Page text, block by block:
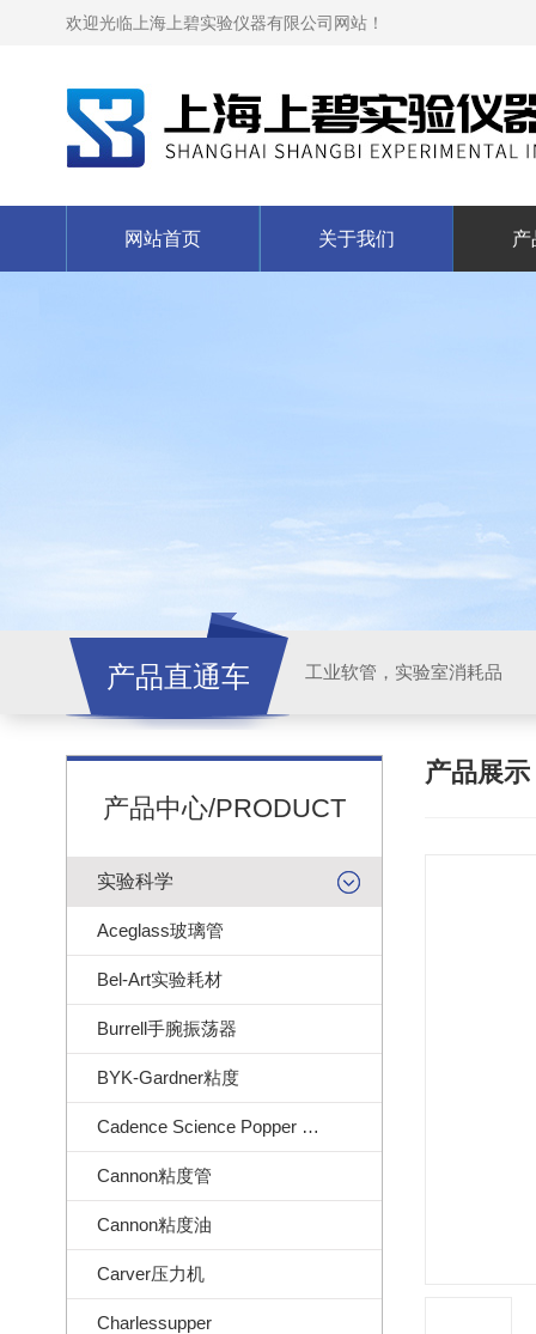
欢迎光临上海上碧实验仪器有限公司网站！
网站首页 关于我们 产
产品直通车 工业软管，实验室消耗品
产品中心/PRODUCT
实验科学
Aceglass玻璃管
Bel-Art实验耗材
Burrell手腕振荡器
BYK-Gardner粘度
Cadence Science Popper Sons
Cannon粘度管
Cannon粘度油
Carver压力机
Charlessupper
产品展示